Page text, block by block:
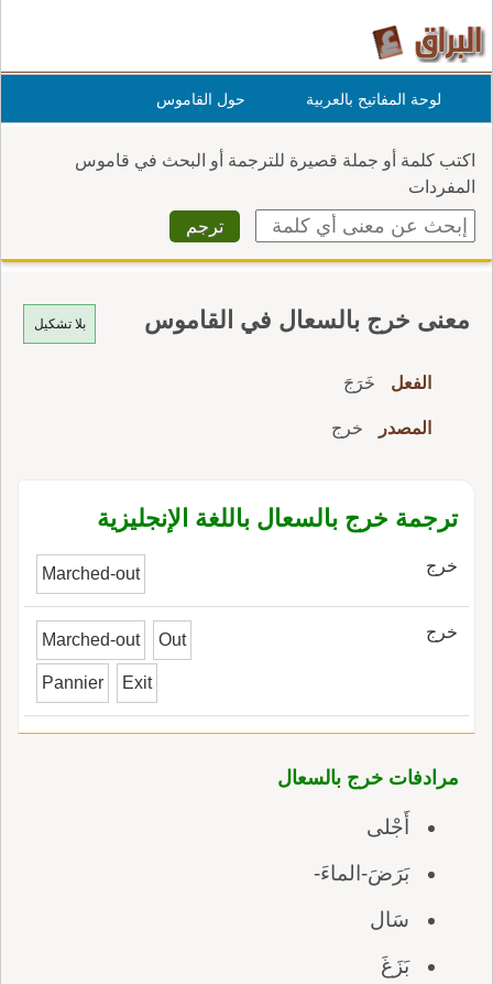
لوحة المفاتيح بالعربية حول القاموس
اكتب كلمة أو جملة قصيرة للترجمة أو البحث في قاموس
المفردات
بلا تشكيل معنى خرج بالسعال في القاموس
الفعل خَرَجَ
المصدر خرج
ترجمة خرج بالسعال باللغة الإنجليزية
خرج Marched-out
خرج Marched-out Out
Pannier Exit
مرادفات خرج بالسعال
أَجْلى
بَرَضَ-الماءَ-
سَال
بَزَغَ